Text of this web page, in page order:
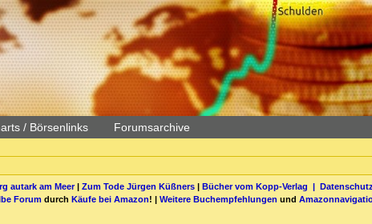
/ Börsenlinks Forumsarchive
autark am Meer| Zum Tode Jürgen Küßners| Bücher vom Kopp-Verlag |
Forum durch Käufe bei Amazon! | Weitere Buchempfehlungen und